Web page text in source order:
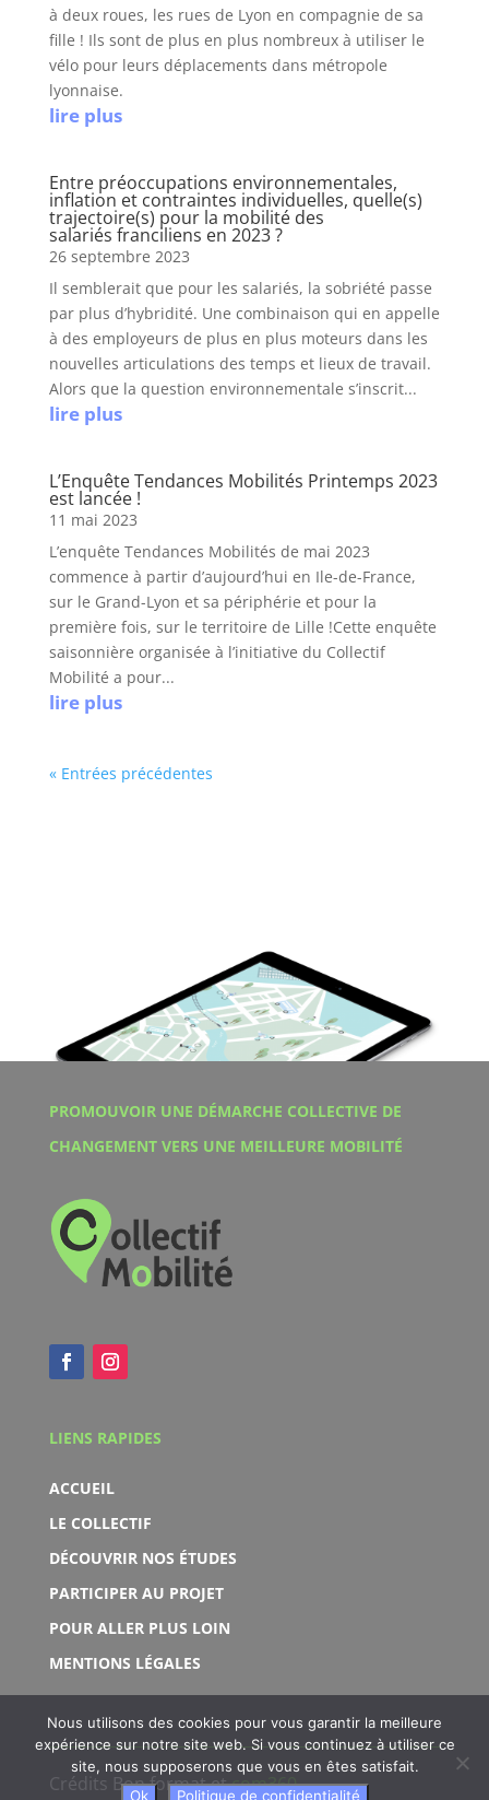
à deux roues, les rues de Lyon en compagnie de sa
fille ! Ils sont de plus en plus nombreux à utiliser le
vélo pour leurs déplacements dans métropole
lyonnaise.
lire plus
Entre préoccupations environnementales,
inflation et contraintes individuelles, quelle(s)
trajectoire(s) pour la mobilité des
salariés franciliens en 2023 ?
26 septembre 2023
Il semblerait que pour les salariés, la sobriété passe
par plus d’hybridité. Une combinaison qui en appelle
à des employeurs de plus en plus moteurs dans les
nouvelles articulations des temps et lieux de travail.
Alors que la question environnementale s’inscrit...
lire plus
L’Enquête Tendances Mobilités Printemps 2023
est lancée !
11 mai 2023
L’enquête Tendances Mobilités de mai 2023
commence à partir d’aujourd’hui en Ile-de-France,
sur le Grand-Lyon et sa périphérie et pour la
première fois, sur le territoire de Lille !Cette enquête
saisonnière organisée à l’initiative du Collectif
Mobilité a pour...
lire plus
« Entrées précédentes
PROMOUVOIR UNE DÉMARCHE COLLECTIVE DE
CHANGEMENT VERS UNE MEILLEURE MOBILITÉ
LIENS RAPIDES
ACCUEIL
LE COLLECTIF
DÉCOUVRIR NOS ÉTUDES
PARTICIPER AU PROJET
POUR ALLER PLUS LOIN
MENTIONS LÉGALES
Crédits Bon format etcom360.
Nous utilisons des cookies pour vous garantir la meilleure
expérience sur notre site web. Si vous continuez à utiliser ce
site, nous supposerons que vous en êtes satisfait.
Ok
Politique de confidentialité